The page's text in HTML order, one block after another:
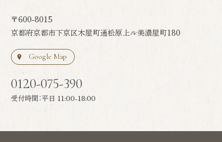
〒600-8015
京都府京都市下京区木屋町通松原上ル美濃屋町180
Google Map
0120-075-390
受付時間：平日 11:00-18:00